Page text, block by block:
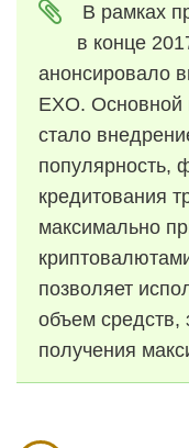
В рамках
в конце
анонсировало
EXO. Основной
стало
популярность,
кредитования
максимально
позволяет
объем средств,
получения